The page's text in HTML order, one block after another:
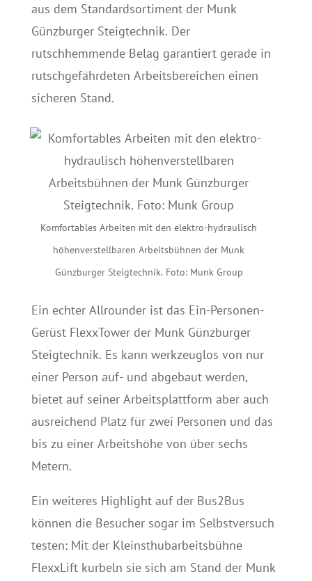
aus dem Standardsortiment der Munk
Günzburger Steigtechnik. Der
rutschhemmende Belag garantiert gerade in
rutschgefährdeten Arbeitsbereichen einen
sicheren Stand.
Komfortables Arbeiten mit den elektro-hydraulisch
höhenverstellbaren Arbeitsbühnen der Munk
Günzburger Steigtechnik. Foto: Munk Group
Ein echter Allrounder ist das Ein-Personen-
Gerüst FlexxTower der Munk Günzburger
Steigtechnik. Es kann werkzeuglos von nur
einer Person auf- und abgebaut werden,
bietet auf seiner Arbeitsplattform aber auch
ausreichend Platz für zwei Personen und das
bis zu einer Arbeitshöhe von über sechs
Metern.
Ein weiteres Highlight auf der Bus2Bus
können die Besucher sogar im Selbstversuch
testen: Mit der Kleinsthubarbeitsbühne
FlexxLift kurbeln sie sich am Stand der Munk